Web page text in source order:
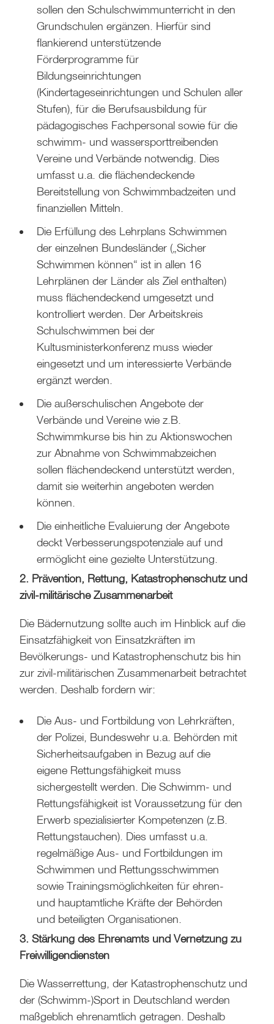
sollen den Schulschwimmunterricht in den
Grundschulen ergänzen. Hierfür sind
flankierend unterstützende
Förderprogramme für
Bildungseinrichtungen
(Kindertageseinrichtungen und Schulen aller
Stufen), für die Berufsausbildung für
pädagogisches Fachpersonal sowie für die
schwimm- und wassersporttreibenden
Vereine und Verbände notwendig. Dies
umfasst u.a. die flächendeckende
Bereitstellung von Schwimmbadzeiten und
finanziellen Mitteln.
Die Erfüllung des Lehrplans Schwimmen
der einzelnen Bundesländer („Sicher
Schwimmen können“ ist in allen 16
Lehrplänen der Länder als Ziel enthalten)
muss flächendeckend umgesetzt und
kontrolliert werden. Der Arbeitskreis
Schulschwimmen bei der
Kultusministerkonferenz muss wieder
eingesetzt und um interessierte Verbände
ergänzt werden.
Die außerschulischen Angebote der
Verbände und Vereine wie z.B.
Schwimmkurse bis hin zu Aktionswochen
zur Abnahme von Schwimmabzeichen
sollen flächendeckend unterstützt werden,
damit sie weiterhin angeboten werden
können.
Die einheitliche Evaluierung der Angebote
deckt Verbesserungspotenziale auf und
ermöglicht eine gezielte Unterstützung.
2. Prävention, Rettung, Katastrophenschutz und
zivil-militärische Zusammenarbeit
Die Bädernutzung sollte auch im Hinblick auf die
Einsatzfähigkeit von Einsatzkräften im
Bevölkerungs- und Katastrophenschutz bis hin
zur zivil-militärischen Zusammenarbeit betrachtet
werden. Deshalb fordern wir:
Die Aus- und Fortbildung von Lehrkräften,
der Polizei, Bundeswehr u.a. Behörden mit
Sicherheitsaufgaben in Bezug auf die
eigene Rettungsfähigkeit muss
sichergestellt werden. Die Schwimm- und
Rettungsfähigkeit ist Voraussetzung für den
Erwerb spezialisierter Kompetenzen (z.B.
Rettungstauchen). Dies umfasst u.a.
regelmäßige Aus- und Fortbildungen im
Schwimmen und Rettungsschwimmen
sowie Trainingsmöglichkeiten für ehren-
und hauptamtliche Kräfte der Behörden
und beteiligten Organisationen.
3. Stärkung des Ehrenamts und Vernetzung zu
Freiwilligendiensten
Die Wasserrettung, der Katastrophenschutz und
der (Schwimm-)Sport in Deutschland werden
maßgeblich ehrenamtlich getragen. Deshalb